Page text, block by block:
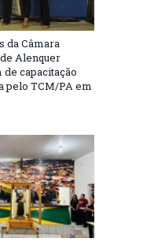
da Câmara
Alenquer
capacitação
pelo TCM/PA em